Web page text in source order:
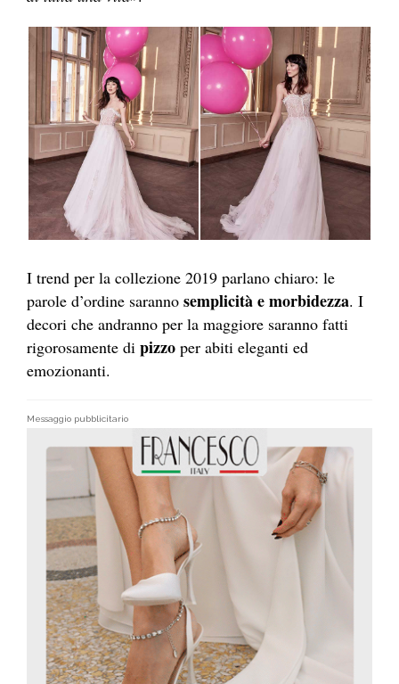
I trend per la collezione 2019 parlano chiaro: le
parole d’ordine saranno semplicità e morbidezza. I
decori che andranno per la maggiore saranno fatti
rigorosamente di pizzo per abiti eleganti ed
emozionanti.
Messaggio pubblicitario